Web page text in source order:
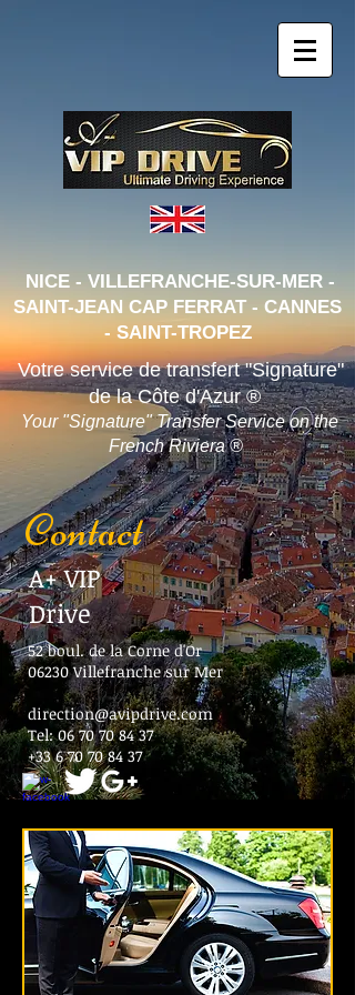
NICE - VILLEFRANCHE-SUR-MER -
SAINT-JEAN CAP FERRAT - CANNES
- SAINT-TROPEZ
Votre service de transfert "Signature"
de la Côte d'Azur ®
Your "Signature" Transfer Service on the
French Riviera ®
Contact
A+ VIP
Drive
52 boul. de la Corne d'Or
06230 Villefranche sur Mer
direction@avipdrive.com
Tel:06 70 70 84 37
+33 6 70 70 84 37